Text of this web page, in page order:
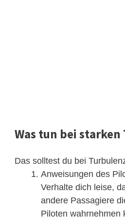
Was tun bei
Das solltest du bei
Anweisungen des
Verhalte dich leise,
andere Passagiere
Piloten wahrnehmen